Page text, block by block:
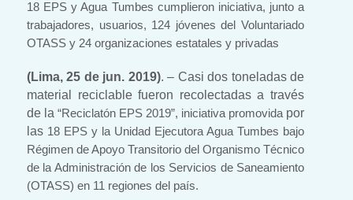
18 EPS y Agua Tumbes cumplieron iniciativa, junto a
trabajadores, usuarios, 124 jóvenes del Voluntariado
OTASS y 24 organizaciones estatales y privadas
(Lima, 25 de jun. 2019). – Casi dos toneladas de
material reciclable fueron recolectadas a través
de la “Reciclatón EPS 2019”, iniciativa promovida por
las 18 EPS y la Unidad Ejecutora Agua Tumbes bajo
Régimen de Apoyo Transitorio del Organismo Técnico
de la Administración de los Servicios de Saneamiento
(OTASS) en 11 regiones del país.